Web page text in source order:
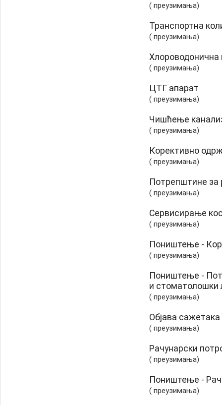
( преузимања)
Транспортна
( преузимања)
Хлороводонична
( преузимања)
ЦТГ апарат
( преузимања)
Чишћење
( преузимања)
Корективно
( преузимања)
Потрепштине за
( преузимања)
Сервисирање
( преузимања)
Поништење -
( преузимања)
Поништење -
и стоматолошки
( преузимања)
Објава
( преузимања)
Рачунарски
( преузимања)
Поништење -
( преузимања)